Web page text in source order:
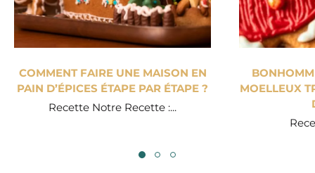
COMMENT FAIRE UNE MAISON EN
PAIN D’ÉPICES ÉTAPE PAR ÉTAPE ?
Recette Notre Recette :...
MOELLEUX